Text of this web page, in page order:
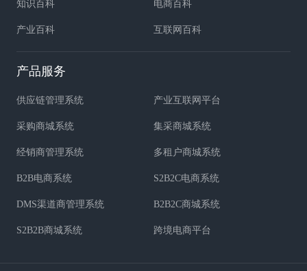
知识百科 电商百科
产业百科 互联网百科
产品服务
供应链管理系统 产业互联网平台
采购商城系统 集采商城系统
经销商管理系统 多租户商城系统
B2B电商系统 S2B2C电商系统
DMS渠道商管理系统 B2B2C商城系统
S2B2B商城系统 跨境电商平台